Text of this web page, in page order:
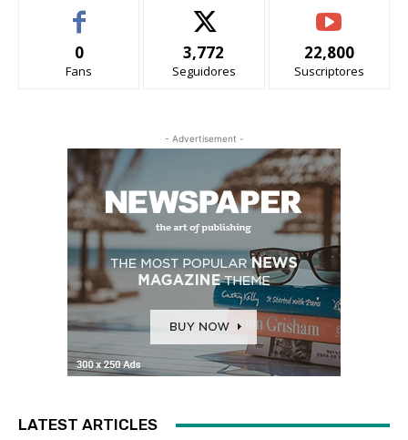
0
Fans
3,772
Seguidores
22,800
Suscriptores
- Advertisement -
LATEST ARTICLES